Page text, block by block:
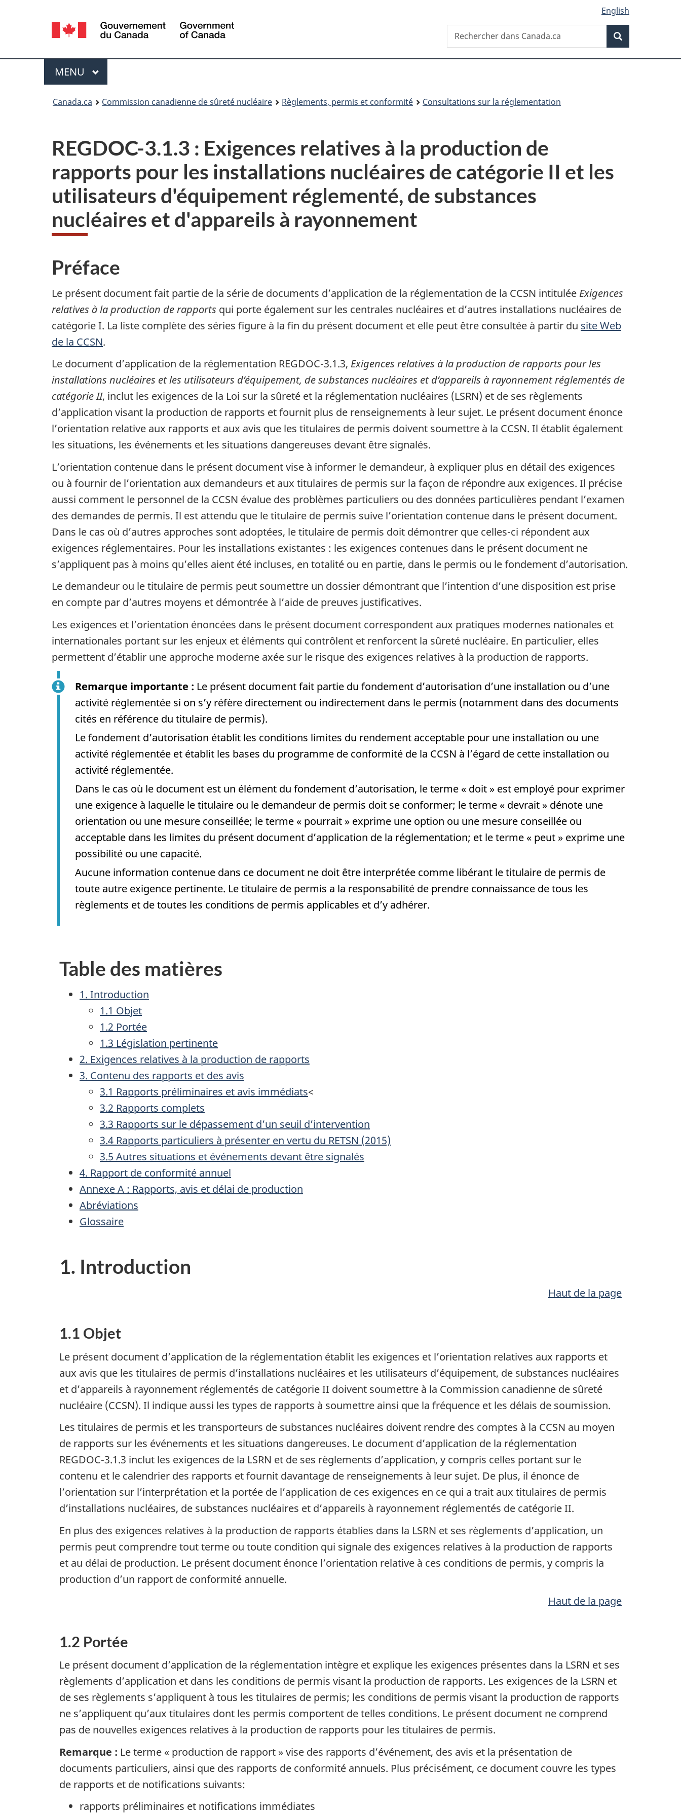
de
Sélection
de
la
langue
English
Canada
Recherche
Rechercher
dans
Menu
MENU PRINCIPAL
Canada.ca Commission canadienne de sûreté nucléaire Règlements, permis et conformité Consultations sur la réglementation
REGDOC-3.1.3 : Exigences relatives à la production de
rapports pour les installations nucléaires de catégorie II et les
utilisateurs d'équipement réglementé, de substances
nucléaires et d'appareils à rayonnement
Préface
Le présent document fait partie de la série de documents d’application de la réglementation de la CCSN intitulée Exigences
relatives à la production de rapports qui porte également sur les centrales nucléaires et d’autres installations nucléaires de
catégorie I. La liste complète des séries figure à la fin du présent document et elle peut être consultée à partir du site Web
de la CCSN.
Le document d’application de la réglementation REGDOC-3.1.3, Exigences relatives à la production de rapports pour les
installations nucléaires et les utilisateurs d’équipement, de substances nucléaires et d’appareils à rayonnement réglementés de
catégorie II, inclut les exigences de la Loi sur la sûreté et la réglementation nucléaires (LSRN) et de ses règlements
d’application visant la production de rapports et fournit plus de renseignements à leur sujet. Le présent document énonce
l’orientation relative aux rapports et aux avis que les titulaires de permis doivent soumettre à la CCSN. Il établit également
les situations, les événements et les situations dangereuses devant être signalés.
L’orientation contenue dans le présent document vise à informer le demandeur, à expliquer plus en détail des exigences
ou à fournir de l’orientation aux demandeurs et aux titulaires de permis sur la façon de répondre aux exigences. Il précise
aussi comment le personnel de la CCSN évalue des problèmes particuliers ou des données particulières pendant l’examen
des demandes de permis. Il est attendu que le titulaire de permis suive l’orientation contenue dans le présent document.
Dans le cas où d’autres approches sont adoptées, le titulaire de permis doit démontrer que celles-ci répondent aux
exigences réglementaires. Pour les installations existantes : les exigences contenues dans le présent document ne
s’appliquent pas à moins qu’elles aient été incluses, en totalité ou en partie, dans le permis ou le fondement d’autorisation.
Le demandeur ou le titulaire de permis peut soumettre un dossier démontrant que l’intention d’une disposition est prise
en compte par d’autres moyens et démontrée à l’aide de preuves justificatives.
Les exigences et l’orientation énoncées dans le présent document correspondent aux pratiques modernes nationales et
internationales portant sur les enjeux et éléments qui contrôlent et renforcent la sûreté nucléaire. En particulier, elles
permettent d’établir une approche moderne axée sur le risque des exigences relatives à la production de rapports.
Remarque importante : Le présent document fait partie du fondement d’autorisation d’une installation ou d’une
activité réglementée si on s’y réfère directement ou indirectement dans le permis (notamment dans des documents
cités en référence du titulaire de permis).
Le fondement d’autorisation établit les conditions limites du rendement acceptable pour une installation ou une
activité réglementée et établit les bases du programme de conformité de la CCSN à l’égard de cette installation ou
activité réglementée.
Dans le cas où le document est un élément du fondement d’autorisation, le terme « doit » est employé pour exprimer
une exigence à laquelle le titulaire ou le demandeur de permis doit se conformer; le terme « devrait » dénote une
orientation ou une mesure conseillée; le terme « pourrait » exprime une option ou une mesure conseillée ou
acceptable dans les limites du présent document d’application de la réglementation; et le terme « peut » exprime une
possibilité ou une capacité.
Aucune information contenue dans ce document ne doit être interprétée comme libérant le titulaire de permis de
toute autre exigence pertinente. Le titulaire de permis a la responsabilité de prendre connaissance de tous les
règlements et de toutes les conditions de permis applicables et d’y adhérer.
Table des matières
1. Introduction
1.1 Objet
1.2 Portée
1.3 Législation pertinente
2. Exigences relatives à la production de rapports
3. Contenu des rapports et des avis
3.1 Rapports préliminaires et avis immédiats<
3.2 Rapports complets
3.3 Rapports sur le dépassement d’un seuil d’intervention
3.4 Rapports particuliers à présenter en vertu du RETSN (2015)
3.5 Autres situations et événements devant être signalés
4. Rapport de conformité annuel
Annexe A : Rapports, avis et délai de production
Abréviations
Glossaire
1. Introduction
Haut de la page
1.1 Objet
Le présent document d’application de la réglementation établit les exigences et l’orientation relatives aux rapports et
aux avis que les titulaires de permis d’installations nucléaires et les utilisateurs d’équipement, de substances nucléaires
et d’appareils à rayonnement réglementés de catégorie II doivent soumettre à la Commission canadienne de sûreté
nucléaire (CCSN). Il indique aussi les types de rapports à soumettre ainsi que la fréquence et les délais de soumission.
Les titulaires de permis et les transporteurs de substances nucléaires doivent rendre des comptes à la CCSN au moyen
de rapports sur les événements et les situations dangereuses. Le document d’application de la réglementation
REGDOC-3.1.3 inclut les exigences de la LSRN et de ses règlements d’application, y compris celles portant sur le
contenu et le calendrier des rapports et fournit davantage de renseignements à leur sujet. De plus, il énonce de
l’orientation sur l’interprétation et la portée de l’application de ces exigences en ce qui a trait aux titulaires de permis
d’installations nucléaires, de substances nucléaires et d’appareils à rayonnement réglementés de catégorie II.
En plus des exigences relatives à la production de rapports établies dans la LSRN et ses règlements d’application, un
permis peut comprendre tout terme ou toute condition qui signale des exigences relatives à la production de rapports
et au délai de production. Le présent document énonce l’orientation relative à ces conditions de permis, y compris la
production d’un rapport de conformité annuelle.
Haut de la page
1.2 Portée
Le présent document d’application de la réglementation intègre et explique les exigences présentes dans la LSRN et ses
règlements d’application et dans les conditions de permis visant la production de rapports. Les exigences de la LSRN et
de ses règlements s’appliquent à tous les titulaires de permis; les conditions de permis visant la production de rapports
ne s’appliquent qu’aux titulaires dont les permis comportent de telles conditions. Le présent document ne comprend
pas de nouvelles exigences relatives à la production de rapports pour les titulaires de permis.
Remarque : Le terme « production de rapport » vise des rapports d’événement, des avis et la présentation de
documents particuliers, ainsi que des rapports de conformité annuels. Plus précisément, ce document couvre les types
de rapports et de notifications suivants:
rapports préliminaires et notifications immédiates